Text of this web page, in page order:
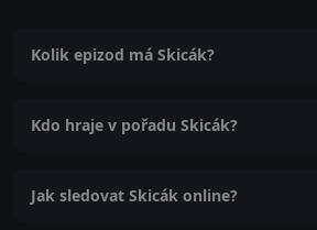
Kolik epizod má Skicák?
Kdo hraje v pořadu Skicák?
Jak sledovat Skicák online?